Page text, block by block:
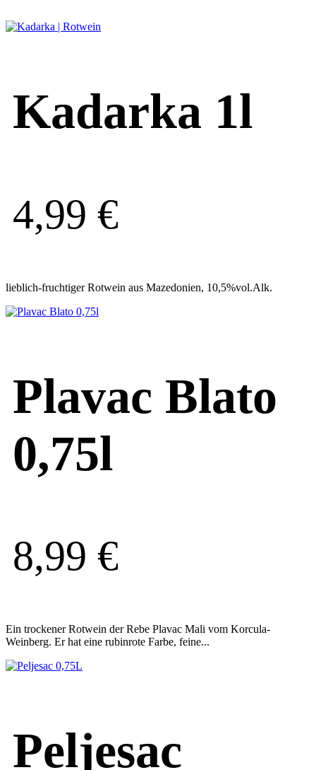
Kadarka 1l
4,99 €
lieblich-fruchtiger Rotwein aus Mazedonien, 10,5%vol.Alk.
Plavac Blato
0,75l
8,99 €
Ein trockener Rotwein der Rebe Plavac Mali vom Korcula-
Weinberg. Er hat eine rubinrote Farbe, feine...
Peljesac